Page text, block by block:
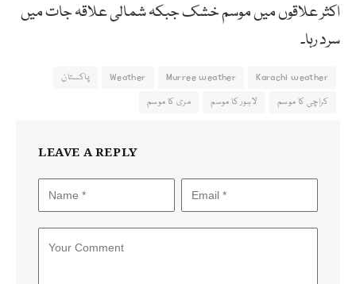
اکثر علاقوں میں موسم خشک جبکہ شمالی علاقہ جات میں
سرد رہا۔
Karachi weather
Murree weather
Weather
پاکستان
کراچی کا موسم
لاہور کا موسم مری کا موسم
LEAVE A REPLY